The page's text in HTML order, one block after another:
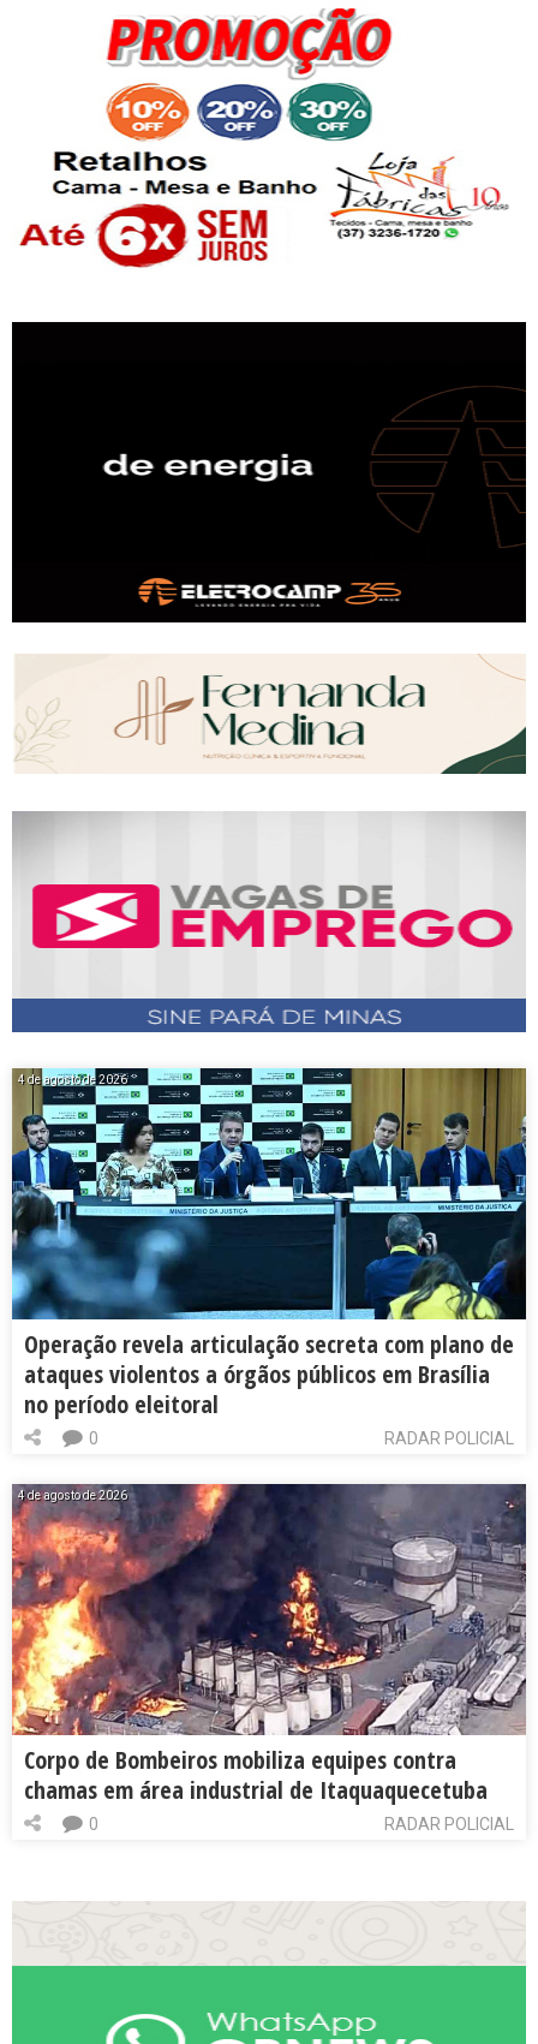
4 de agosto de 2026
Operação revela articulação secreta com plano de
ataques violentos a órgãos públicos em Brasília
no período eleitoral
RADAR POLICIAL
0
4 de agosto de 2026
Corpo de Bombeiros mobiliza equipes contra
chamas em área industrial de Itaquaquecetuba
RADAR POLICIAL
0